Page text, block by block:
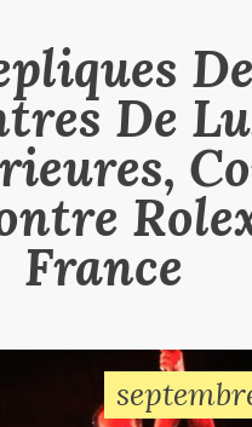
De
De
France